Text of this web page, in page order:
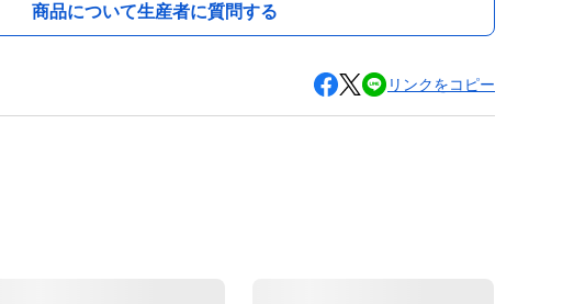
商品について生産者に質問する
リンクをコピー